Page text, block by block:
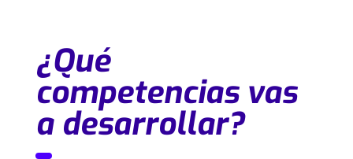
¿Qué
competencias vas
a desarrollar?